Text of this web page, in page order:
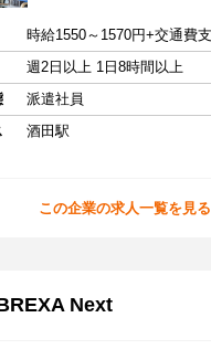
時給1550～1570円+交通費
週2日以上 1日8時間以上
派遣社員
酒田駅
この企業の求人一覧を見る
Next